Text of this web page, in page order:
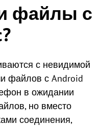
файлы с
с невидимой
файлов с Android
в ожидании
но вместо
соединения,